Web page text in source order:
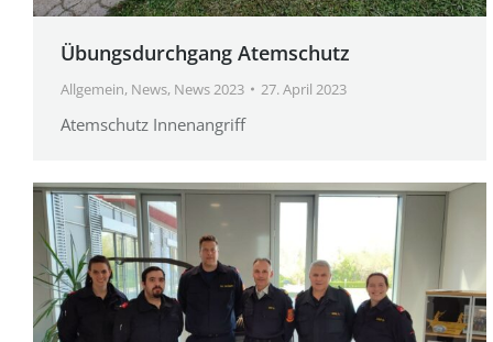
Übungsdurchgang Atemschutz
Allgemein, News, News 2023 27. April 2023
Atemschutz Innenangriff